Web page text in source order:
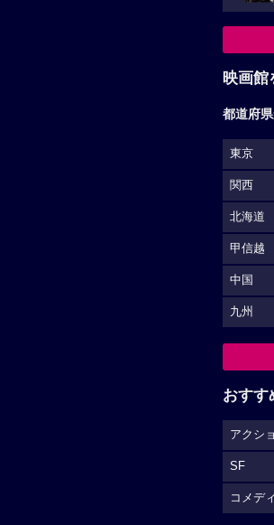
映画館
都道府
東京
関西
北海道
甲信越
中国
九州
おすす
アクシ
SF
コメディ